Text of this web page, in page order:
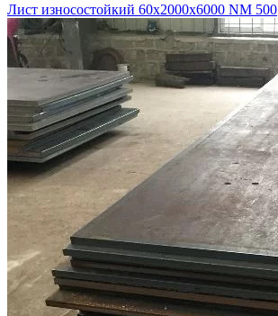
Лист износостойкий 60х2000х6000 NM 500